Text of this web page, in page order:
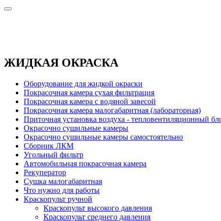
ЖИДКАЯ ОКРАСКА
Оборудование для жидкой окраски
Покрасочная камера сухая фильтрация
Покрасочная камера с водяной завесой
Покрасочная камера малогабаритная (лабораторная)
Приточная установка воздуха - тепловентиляционный
Окрасочно сушильные камеры
Окрасочно сушильные камеры самостоятельно
Сборник ЛКМ
Угольный фильтр
Автомобильная покрасочная камера
Рекуператор
Сушка малогабаритная
Что нужно для работы
Краскопульт ручной
Краскопульт высокого давления
Краскопульт среднего давления